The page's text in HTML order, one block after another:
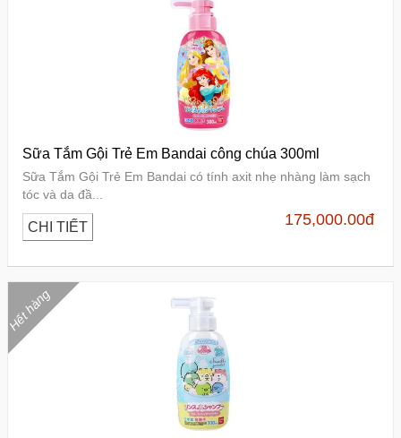
Sữa Tắm Gội Trẻ Em Bandai công chúa 300ml
Sữa Tắm Gội Trẻ Em Bandai có tính axit nhẹ nhàng làm sạch
tóc và da đầ...
CHI TIẾT 175,000.00đ
Hết hàng